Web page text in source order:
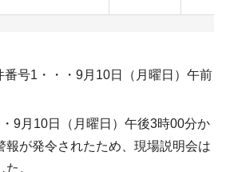
番号1・・・9月10日（月曜日）午前
9月10日（月曜日）午後3時00分か
が発令されたため、現場説明会は
。